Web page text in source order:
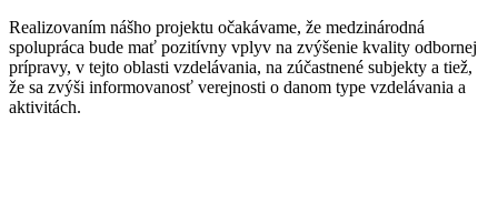
Realizovaním nášho projektu očakávame, že medzinárodná
spolupráca bude mať pozitívny vplyv na zvýšenie kvality odbornej
prípravy, v tejto oblasti vzdelávania, na zúčastnené subjekty a tiež,
že sa zvýši informovanosť verejnosti o danom type vzdelávania a
aktivitách.